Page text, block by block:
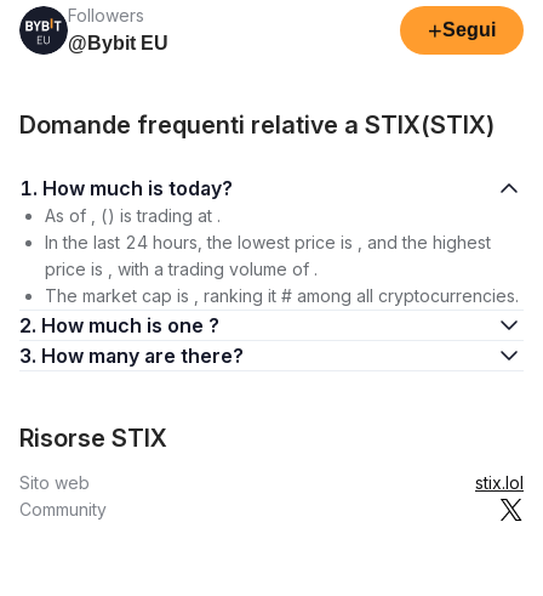
Followers
@Bybit EU
+Segui
Domande frequenti relative a STIX(STIX)
1. How much is today?
As of , () is trading at .
In the last 24 hours, the lowest price is , and the highest
price is , with a trading volume of .
The market cap is , ranking it # among all cryptocurrencies.
2. How much is one ?
3. How many are there?
Risorse STIX
Sito web
stix.lol
Community